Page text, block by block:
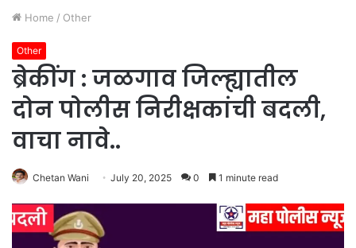
Home / Other
Other
ब्रेकींग : जळगाव जिल्ह्यातील
दोन पोलीस निरीक्षकांची बदली,
वाचा नावे..
Chetan Wani July 20, 2025 0 1 minute read